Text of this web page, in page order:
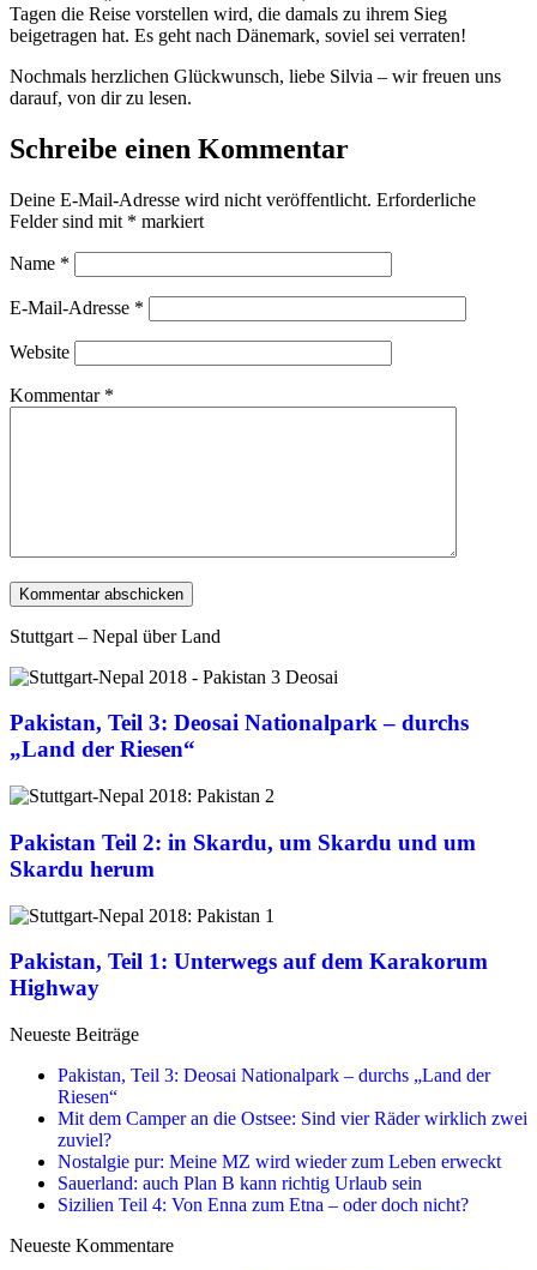
Tagen die Reise vorstellen wird, die damals zu ihrem Sieg
beigetragen hat. Es geht nach Dänemark, soviel sei verraten!
Nochmals herzlichen Glückwunsch, liebe Silvia – wir freuen uns
darauf, von dir zu lesen.
Schreibe einen Kommentar
Deine E-Mail-Adresse wird nicht veröffentlicht. Erforderliche
Felder sind mit * markiert
Name *
E-Mail-Adresse *
Website
Kommentar *
Stuttgart – Nepal über Land
Pakistan, Teil 3: Deosai Nationalpark – durchs
„Land der Riesen“
Pakistan Teil 2: in Skardu, um Skardu und um
Skardu herum
Pakistan, Teil 1: Unterwegs auf dem Karakorum
Highway
Neueste Beiträge
Pakistan, Teil 3: Deosai Nationalpark – durchs „Land der
Riesen“
Mit dem Camper an die Ostsee: Sind vier Räder wirklich zwei
zuviel?
Nostalgie pur: Meine MZ wird wieder zum Leben erweckt
Sauerland: auch Plan B kann richtig Urlaub sein
Sizilien Teil 4: Von Enna zum Etna – oder doch nicht?
Neueste Kommentare